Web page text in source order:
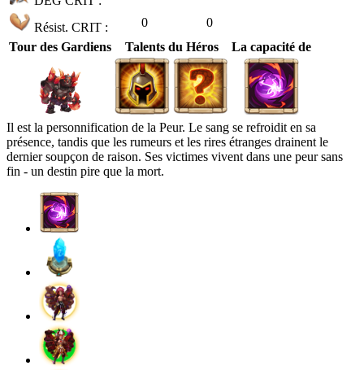
Résist. CRIT : 0
0
Tour des Gardiens
Talents du Héros La capacité de
Il est la personnification de la Peur. Le sang se refroidit en sa
présence, tandis que les rumeurs et les rires étranges drainent le
dernier soupçon de raison. Ses victimes vivent dans une peur sans
fin - un destin pire que la mort.